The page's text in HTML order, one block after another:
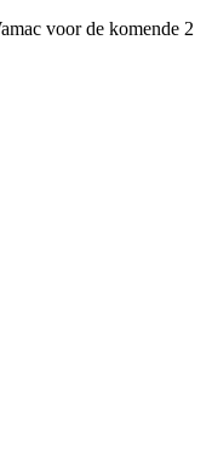
voor de komende 2